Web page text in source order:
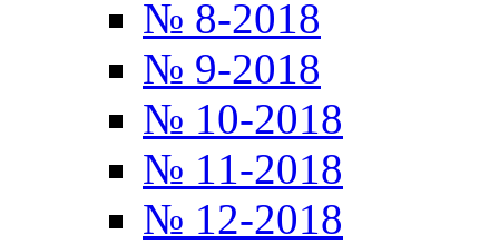
№ 8-2018
№ 9-2018
№ 10-2018
№ 11-2018
№ 12-2018